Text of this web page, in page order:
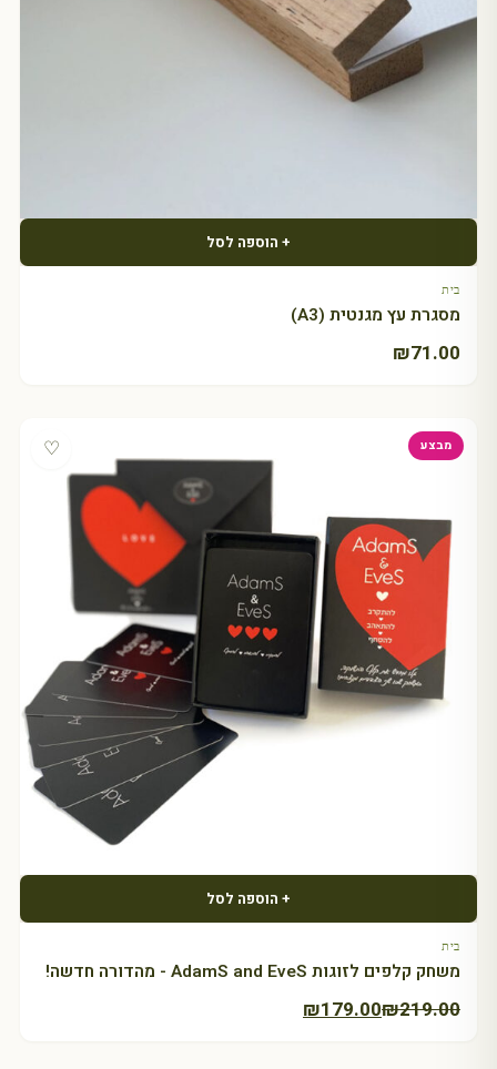
+ הוספה לסל
בית
מסגרת עץ מגנטית (A3)
₪71.00
מבצע ♡
+ הוספה לסל
בית
משחק קלפים לזוגות AdamS and EveS - מהדורה חדשה!
₪219.00
המחיר
₪179.00
המחיר